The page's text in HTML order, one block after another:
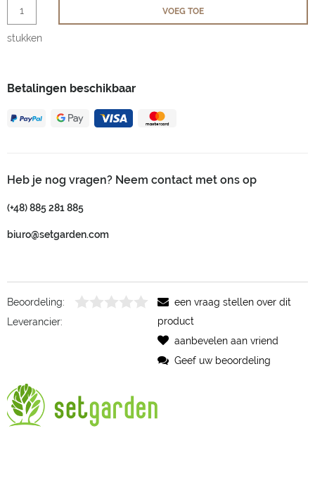
Betalingen beschikbaar
Heb je nog vragen? Neem contact met ons op
(+48) 885 281 885
biuro@setgarden.com
stukken
VOEG TOE
Beoordeling:
Leverancier:
een vraag stellen over dit
product
aanbevelen aan vriend
Geef uw beoordeling